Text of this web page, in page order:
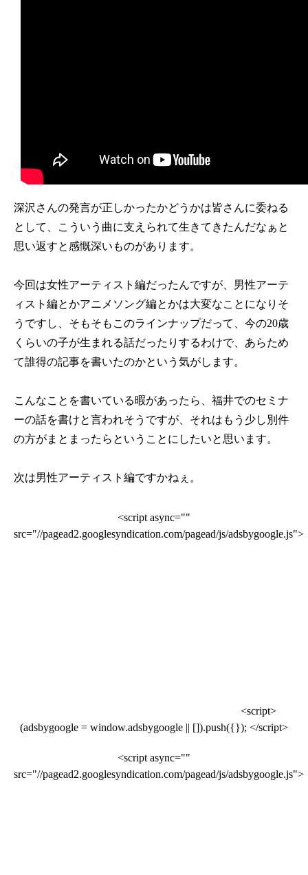
深沢さんの発言が正しかったかどうかは皆さんに委ねる
として、こういう曲に支えられて生きてきたんだなぁと
思い返すと感慨深いものがあります。
今回は女性アーティスト編だったんですが、男性アーテ
ィスト編とかアニメソング編とかは大変なことになりそ
うですし、そもそもこのラインナップだって、今の20歳
くらいの子が生まれる話だったりするわけで、あらため
て誰得の記事を書いたのかという気がします。
こんなことを書いている暇があったら、福井でのセミナ
ーの話を書けと言われそうですが、それはもう少し別件
の方がまとまったらということにしたいと思います。
次は男性アーティスト編ですかねぇ。
<script async=""
src="//pagead2.googlesyndication.com/pagead/js/adsbygoogle.js">
<script>
(adsbygoogle = window.adsbygoogle || []).push({}); </script>
<script async=""
src="//pagead2.googlesyndication.com/pagead/js/adsbygoogle.js">